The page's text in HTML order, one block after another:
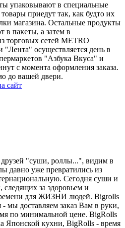
упаковывают в специальные
приедут так, как будто их
магазина. Остальные продукты
в пакеты, а затем в
торговых сетей METRO
осуществляется день в
"Азбука Вкуса" и
с момента оформления заказа.
до вашей двери.
сайт
"суши, роллы...", видим в
давно уже превратились из
Сегодня суши и
за здоровьем и
для ЖИЗНИ людей. Bigrolls
мы доставляем заказ Вам в руки,
по минимальной цене. BigRolls
Японской кухни, BigRolls - время